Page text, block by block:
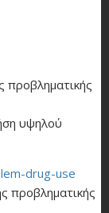
υψηλού
drug-use